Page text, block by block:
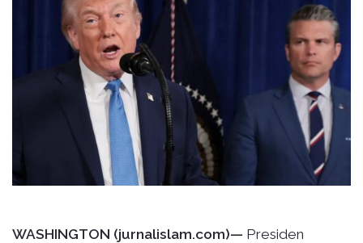
WASHINGTON (jurnalislam.com)— Presiden